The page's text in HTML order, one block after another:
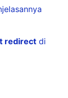
redirect di